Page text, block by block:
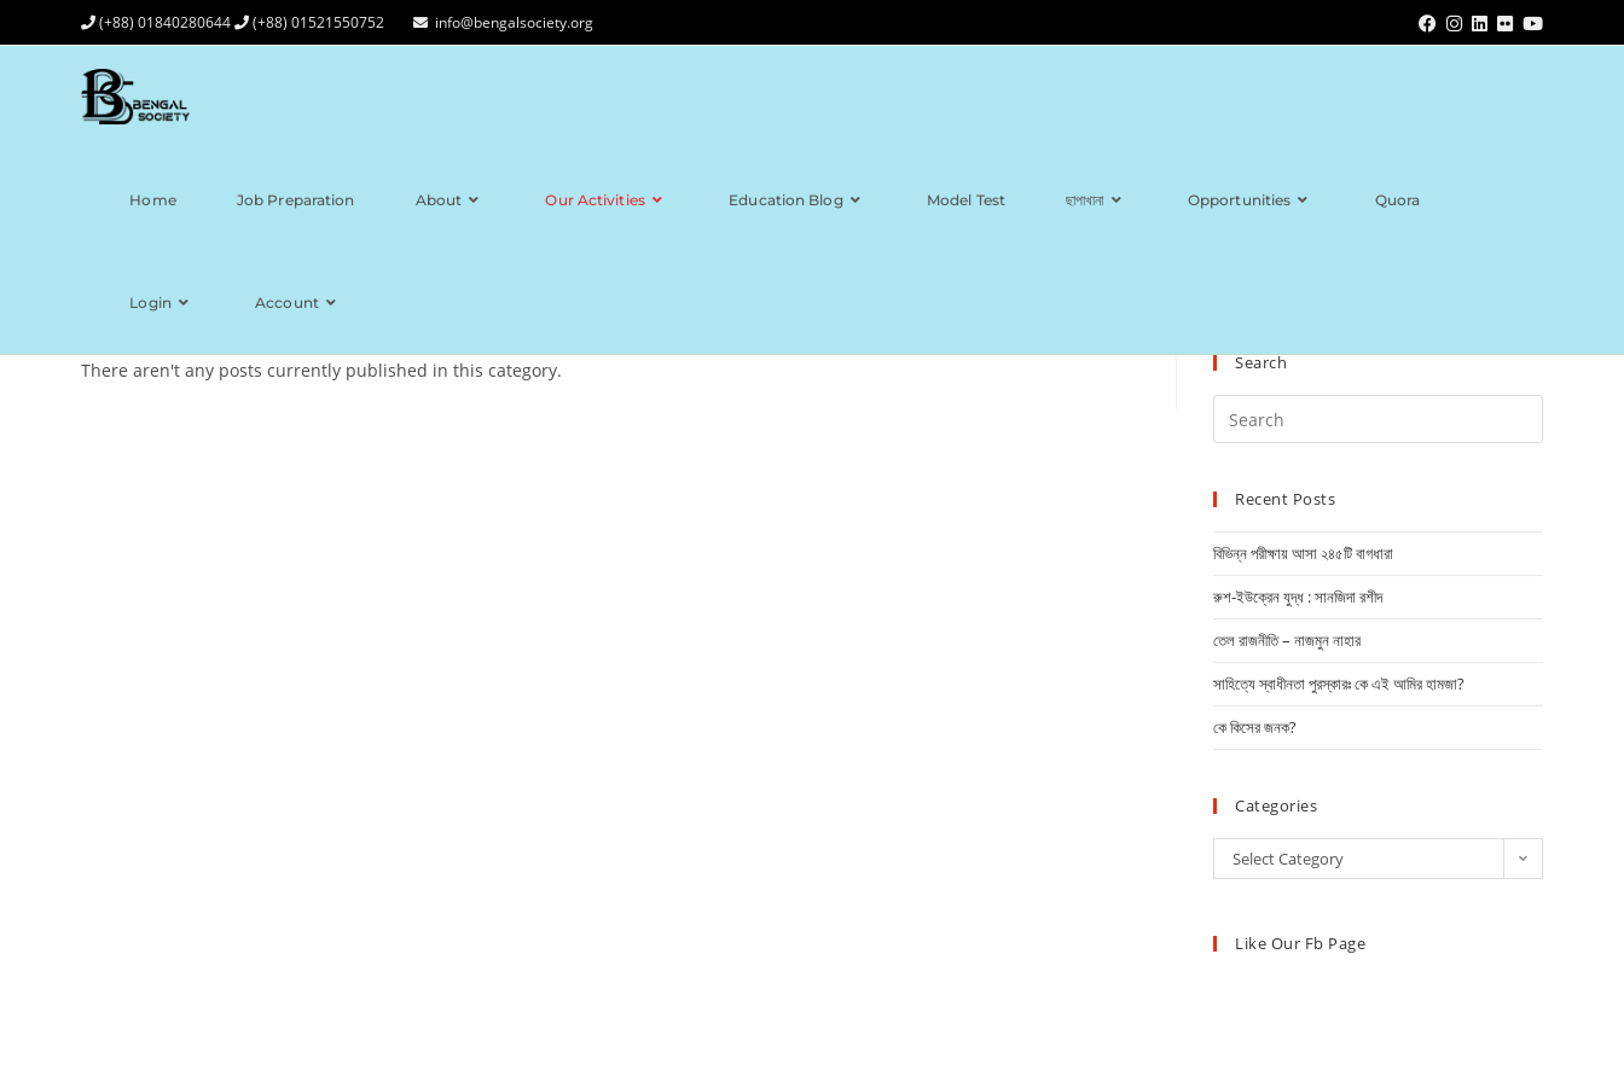
(+88) 01840280644 (+88) 01521550752 info@bengalsociety.org
Home Job Preparation About Our Activities Education Blog Model Test ছাপাখানা Opportunities Quora
Login Account
There aren't any posts currently published in this category. Search
Recent Posts
বিভিন্ন পরীক্ষায় আসা ২৪৫টি বাগধারা
রুশ-ইউক্রেন যুদ্ধ : সানজিদা রশীদ
তেল রাজনীতি – নাজমুন নাহার
সাহিত্যে স্বাধীনতা পুরস্কারঃ কে এই আমির হামজা?
কে কিসের জনক?
Categories
Select Category
Like Our Fb Page